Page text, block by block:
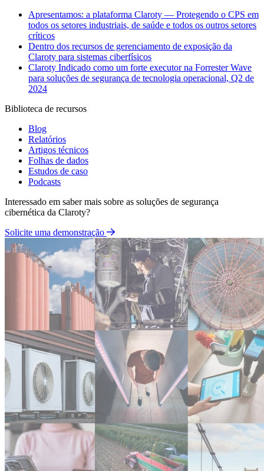
Apresentamos: a plataforma Claroty — Protegendo o CPS em
todos os setores industriais, de saúde e todos os outros setores
críticos
Dentro dos recursos de gerenciamento de exposição da
Claroty para sistemas ciberfísicos
Claroty Indicado como um forte executor na Forrester Wave
para soluções de segurança de tecnologia operacional, Q2 de
2024
Biblioteca de recursos
Blog
Relatórios
Artigos técnicos
Folhas de dados
Estudos de caso
Podcasts
Interessado em saber mais sobre as soluções de segurança
cibernética da Claroty?
Solicite uma demonstração